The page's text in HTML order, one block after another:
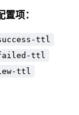
项：
ttl
ttl
ttl